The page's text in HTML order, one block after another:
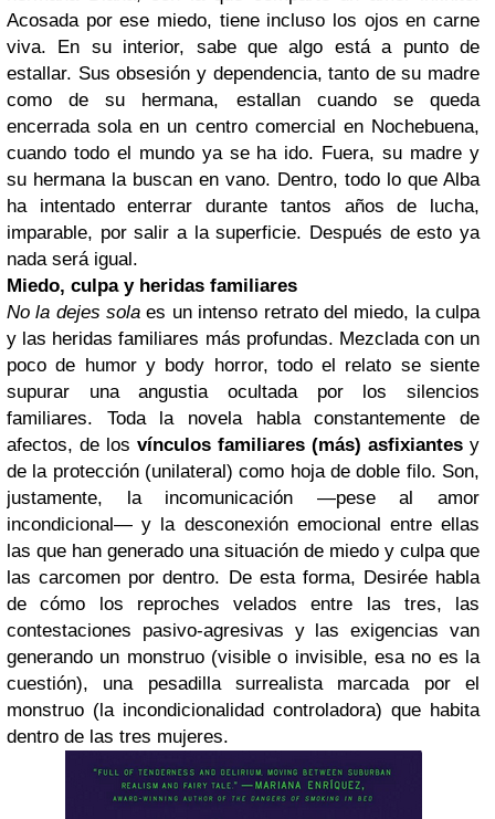
Acosada por ese miedo, tiene incluso los ojos en carne
viva. En su interior, sabe que algo está a punto de
estallar. Sus obsesión y dependencia, tanto de su madre
como de su hermana, estallan cuando se queda
encerrada sola en un centro comercial en Nochebuena,
cuando todo el mundo ya se ha ido. Fuera, su madre y
su hermana la buscan en vano. Dentro, todo lo que Alba
ha intentado enterrar durante tantos años de lucha,
imparable, por salir a la superficie. Después de esto ya
nada será igual.
Miedo, culpa y heridas familiares
No la dejes sola es un intenso retrato del miedo, la culpa
y las heridas familiares más profundas. Mezclada con un
poco de humor y body horror, todo el relato se siente
supurar una angustia ocultada por los silencios
familiares. Toda la novela habla constantemente de
afectos, de los vínculos familiares (más) asfixiantes y
de la protección (unilateral) como hoja de doble filo. Son,
justamente, la incomunicación —pese al amor
incondicional— y la desconexión emocional entre ellas
las que han generado una situación de miedo y culpa que
las carcomen por dentro. De esta forma, Desirée habla
de cómo los reproches velados entre las tres, las
contestaciones pasivo-agresivas y las exigencias van
generando un monstruo (visible o invisible, esa no es la
cuestión), una pesadilla surrealista marcada por el
monstruo (la incondicionalidad controladora) que habita
dentro de las tres mujeres.